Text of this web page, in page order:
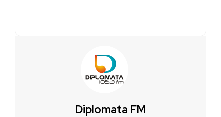
Diplomata FM